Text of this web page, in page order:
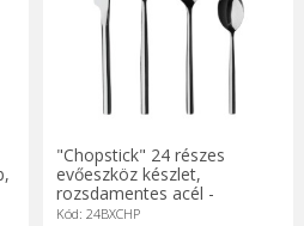
"Chopstick" 24 részes
evőeszköz készlet,
rozsdamentes acél -
Grunwerg
Kód: 24BXCHP